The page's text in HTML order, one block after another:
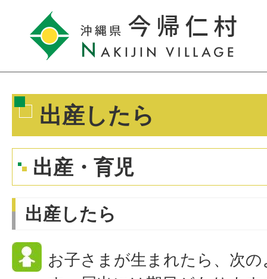
出産したら
出産・育児
出産したら
お子さまが生まれたら、次